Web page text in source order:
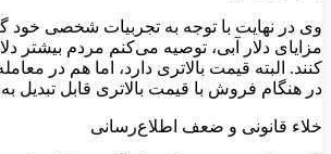
وی در نهایت با توجه به تجربیات شخصی خود
مزایای دلار آبی، توصیه می‌کنم مردم بیشتر
کنند. البته قیمت بالاتری دارد، اما هم در
در هنگام فروش با قیمت بالاتری قابل تبدیل
خلاء قانونی و ضعف اطلاع‌رسانی